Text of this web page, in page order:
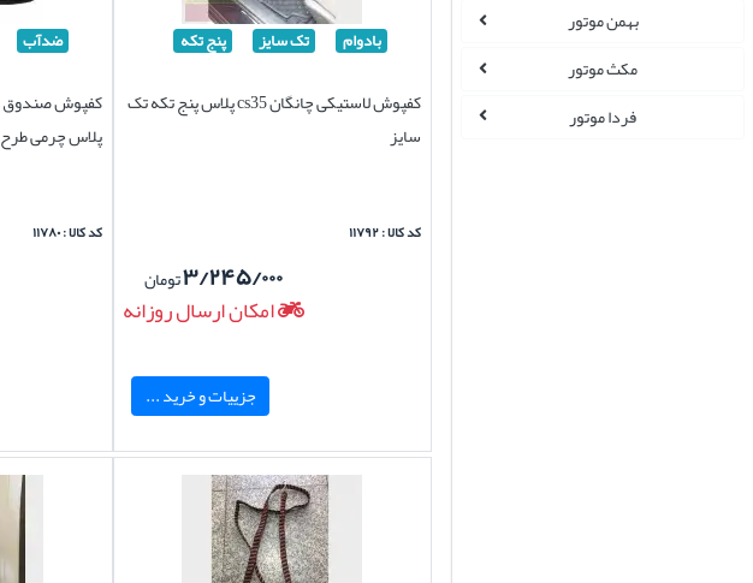
بهمن موتور
مکث موتور
فردا موتور
بادوام تک سایز پنج تکه
کفپوش لاستیکی چانگان cs35 پلاس پنج تکه تک
سایز
کد کالا : ۱۱۷۹۲
۳/۲۴۵/۰۰۰تومان
امکان ارسال روزانه
جزییات و خرید ...
ضدآب
پلاس چرمی طرح excellent
کد کالا : ۱۱۷۸۰